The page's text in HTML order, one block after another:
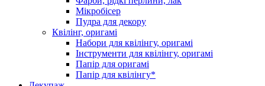
Мікробісер
Пудра для декору
Квілінг, оригамі
Набори для квілінгу, оригамі
Інструменти для квілінгу, оригамі
Папір для оригамі
Папір для квілінгу*